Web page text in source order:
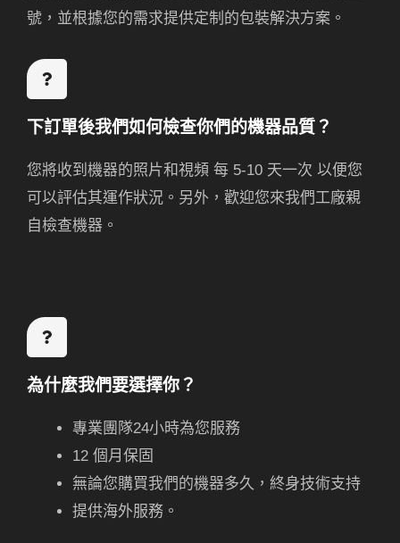
號，並根據您的需求提供定制的包裝解決方案。
下訂單後我們如何檢查你們的機器品質？
您將收到機器的照片和視頻 每 5-10 天一次 以便您
可以評估其運作狀況。另外，歡迎您來我們工廠親
自檢查機器。
為什麼我們要選擇你？
專業團隊24小時為您服務
12 個月保固
無論您購買我們的機器多久，終身技術支持
提供海外服務。